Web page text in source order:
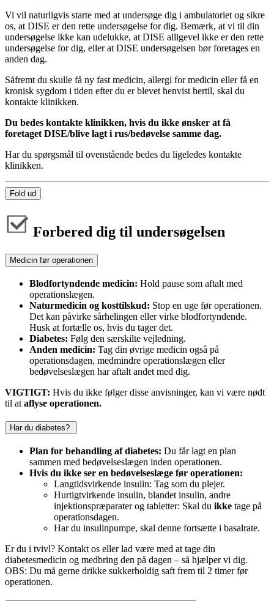
Vi vil naturligvis starte med at undersøge dig i ambulatoriet og sikre
os, at DISE er den rette undersøgelse for dig. Bemærk, at vi til din
undersøgelse ikke kan udelukke, at DISE alligevel ikke er den rette
undersøgelse for dig, eller at DISE undersøgelsen bør foretages en
anden dag.
Såfremt du skulle få ny fast medicin, allergi for medicin eller få en
kronisk sygdom i tiden efter du er blevet henvist hertil, skal du
kontakte klinikken.
Du bedes kontakte klinikken, hvis du ikke ønsker at få
foretaget DISE/blive lagt i rus/bedøvelse samme dag.
Har du spørgsmål til ovenstående bedes du ligeledes kontakte
klinikken.
Fold ud
Forbered dig til undersøgelsen
Medicin før operationen
Blodfortyndende medicin: Hold pause som aftalt med
operationslægen.
Naturmedicin og kosttilskud: Stop en uge før operationen.
Det kan påvirke sårhelingen eller virke blodfortyndende.
Husk at fortælle os, hvis du tager det.
Diabetes: Følg den særskilte vejledning.
Anden medicin: Tag din øvrige medicin også på
operationsdagen, medmindre operationslægen eller
bedøvelseslægen har aftalt andet med dig.
VIGTIGT: Hvis du ikke følger disse anvisninger, kan vi være nødt
til at aflyse operationen.
Har du diabetes?
Plan for behandling af diabetes: Du får lagt en plan
sammen med bedøvelseslægen inden operationen.
Hvis du ikke ser en bedøvelseslæge før operationen:
Langtidsvirkende insulin: Tag som du plejer.
Hurtigtvirkende insulin, blandet insulin, andre
injektionspræparater og tabletter: Skal du ikke tage på
operationsdagen.
Har du insulinpumpe, skal denne fortsætte i basalrate.
Er du i tvivl? Kontakt os eller lad være med at tage din
diabetesmedicin og medbring den på dagen – så hjælper vi dig.
OBS: Du må gerne drikke sukkerholdig saft frem til 2 timer før
operationen.